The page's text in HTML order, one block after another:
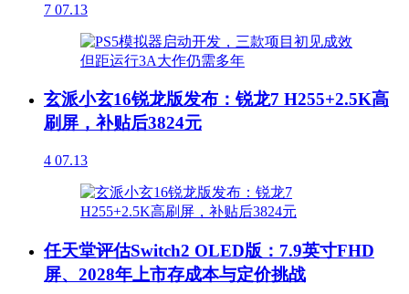
7 07.13
玄派小玄16锐龙版发布：锐龙7 H255+2.5K高
刷屏，补贴后3824元
4 07.13
任天堂评估Switch2 OLED版：7.9英寸FHD
屏、2028年上市存成本与定价挑战